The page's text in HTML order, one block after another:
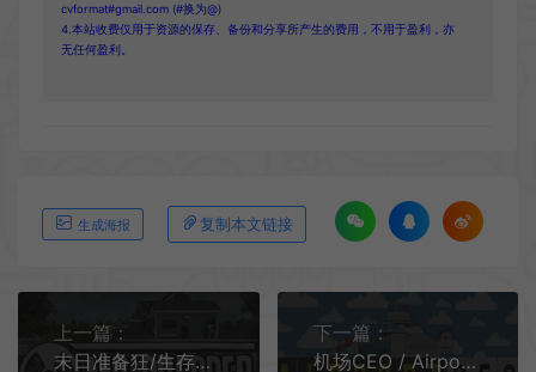
cvformat#gmail.com (#换为@)
4.本站收费仅用于资源的保存、备份和分享所产生的费用，不用于盈利，亦
无任何盈利。
生成海报 复制本文链接
上一篇：
末日准备狂/生存模拟建造游戏 Mr Prepper 下载
下一篇：
机场CEO / Airport CEO 机场模拟管理游戏